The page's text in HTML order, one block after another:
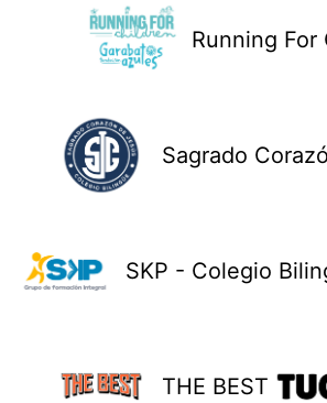
Running For
Sagrado
SKP - Colegio
THE BEST